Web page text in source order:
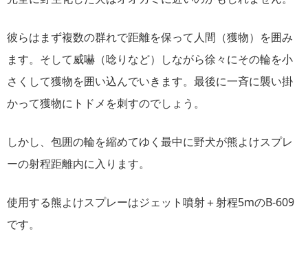
彼らはまず複数の群れで距離を保って人間（獲物）を囲み
ます。そして威嚇（唸りなど）しながら徐々にその輪を小
さくして獲物を囲い込んでいきます。最後に一斉に襲い掛
かって獲物にトドメを刺すのでしょう。
しかし、包囲の輪を縮めてゆく最中に野犬が熊よけスプレ
ーの射程距離内に入ります。
使用する熊よけスプレーはジェット噴射＋射程5mのB-609
です。